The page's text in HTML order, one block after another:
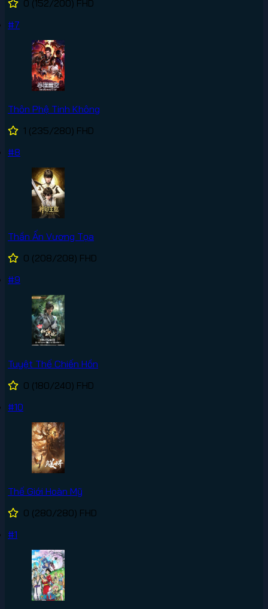
0 (152/200) FHD
#7
Thôn Phệ Tinh Không
1 (235/280) FHD
#8
Thần Ấn Vương Tọa
0 (208/208) FHD
#9
Tuyệt Thế Chiến Hồn
0 (180/240) FHD
#10
Thế Giới Hoàn Mỹ
0 (280/280) FHD
#1